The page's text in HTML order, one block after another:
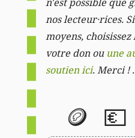
nos lecteur·rices.
moyens,
votre don ou une
soutien ici. Merci ! .
🪙 💶